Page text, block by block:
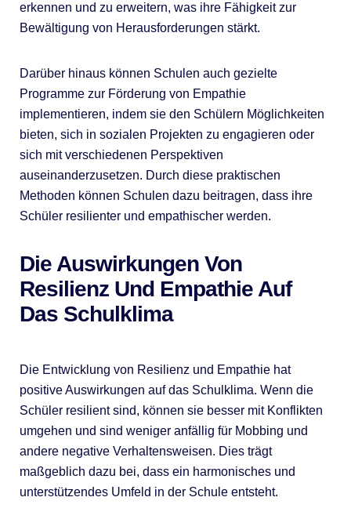
erkennen und zu erweitern, was ihre Fähigkeit zur
Bewältigung von Herausforderungen stärkt.
Darüber hinaus können Schulen auch gezielte
Programme zur Förderung von Empathie
implementieren, indem sie den Schülern Möglichkeiten
bieten, sich in sozialen Projekten zu engagieren oder
sich mit verschiedenen Perspektiven
auseinanderzusetzen. Durch diese praktischen
Methoden können Schulen dazu beitragen, dass ihre
Schüler resilienter und empathischer werden.
Die Auswirkungen Von
Resilienz Und Empathie Auf
Das Schulklima
Die Entwicklung von Resilienz und Empathie hat
positive Auswirkungen auf das Schulklima. Wenn die
Schüler resilient sind, können sie besser mit Konflikten
umgehen und sind weniger anfällig für Mobbing und
andere negative Verhaltensweisen. Dies trägt
maßgeblich dazu bei, dass ein harmonisches und
unterstützendes Umfeld in der Schule entsteht.